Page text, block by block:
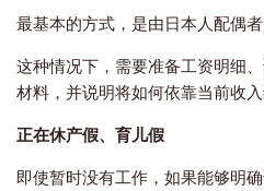
最基本的方式，是由日本人配偶者
这种情况下，需要准备工资明细
材料，并说明将如何依靠当前收入
正在休产假、育儿假
即使暂时没有工作，如果能够明